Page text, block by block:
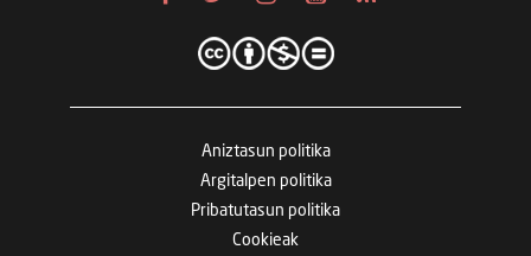
Aniztasun politika
Argitalpen politika
Pribatutasun politika
Cookieak